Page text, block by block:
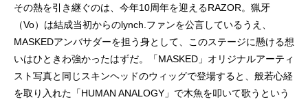
その熱を引き継ぐのは、今年10周年を迎えるRAZOR。猟牙
（Vo）は結成当初からのlynch.ファンを公言しているうえ、
MASKEDアンバサダーを担う身として、このステージに懸ける想
いはひときわ強かったはずだ。「MASKED」オリジナルアーティ
スト写真と同じスキンヘッドのウィッグで登場すると、般若心経
を取り入れた「HUMAN ANALOGY」で木魚を叩いて歌うという